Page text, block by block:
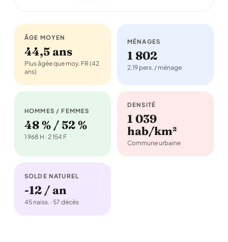
ÂGE MOYEN
44,5 ans
Plus âgée que moy. FR (42
ans)
MÉNAGES
1 802
2,19 pers. / ménage
HOMMES / FEMMES
48 % / 52 %
1 968 H · 2 154 F
DENSITÉ
1 039
hab/km²
Commune urbaine
SOLDE NATUREL
-12 / an
45 naiss. · 57 décès